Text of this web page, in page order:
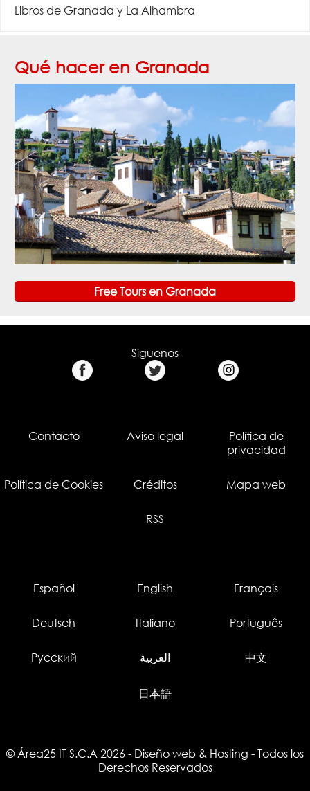
Libros de Granada y La Alhambra
Qué hacer en Granada
Free Tours en Granada
Síguenos
Contacto Aviso legal
Política de
privacidad
Política de Cookies Créditos Mapa web
RSS
Español English Français
Deutsch Italiano Português
Русский العربية 中文
日本語
© Área25 IT S.C.A 2026 - Diseño web & Hosting - Todos los
Derechos Reservados